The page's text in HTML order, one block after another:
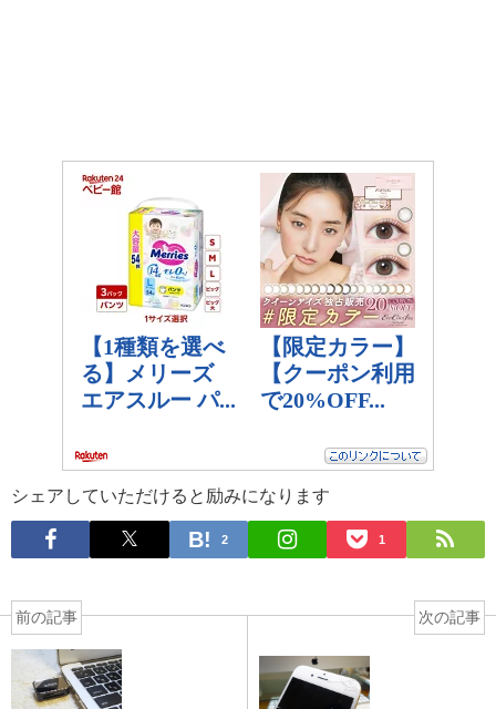
シェアしていただけると励みになります
2 1
前の記事 次の記事